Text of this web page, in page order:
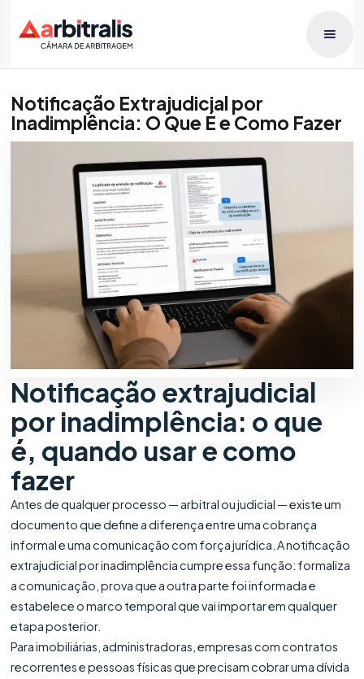
Notificação Extrajudicial por
Inadimplência: O Que É e Como Fazer
Raphael Lucca
21/5/2026
Notificação extrajudicial
por inadimplência: o que
é, quando usar e como
fazer
Antes de qualquer processo — arbitral ou judicial — existe um
documento que define a diferença entre uma cobrança
informal e uma comunicação com força jurídica. A notificação
extrajudicial por inadimplência cumpre essa função: formaliza
a comunicação, prova que a outra parte foi informada e
estabelece o marco temporal que vai importar em qualquer
etapa posterior.
Para imobiliárias, administradoras, empresas com contratos
recorrentes e pessoas físicas que precisam cobrar uma dívida